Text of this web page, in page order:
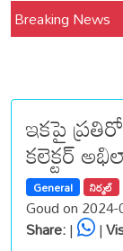
Breaking News
నేపథ్యంలో కోటపల్లి,
ఇకపై
కలెక్టర్
General నిర్మల్
Goud on
Share:| |